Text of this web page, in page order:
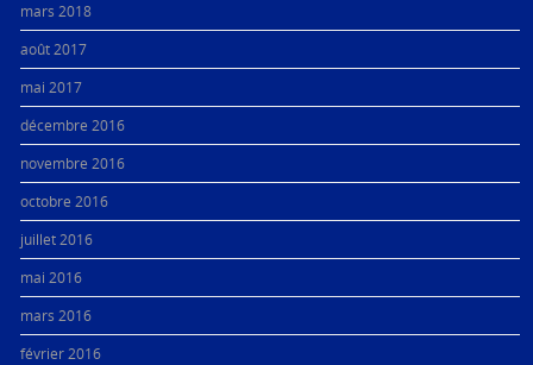
mars 2018
août 2017
mai 2017
décembre 2016
novembre 2016
octobre 2016
juillet 2016
mai 2016
mars 2016
février 2016